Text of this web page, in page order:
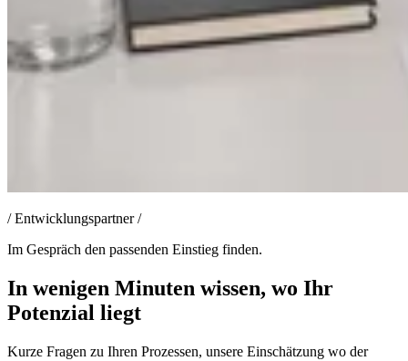
/ Entwicklungspartner/
Im Gespräch den passenden Einstieg finden.
In wenigen Minuten wissen, wo Ihr
Potenzial liegt
Kurze Fragen zu Ihren Prozessen, unsere Einschätzung wo der